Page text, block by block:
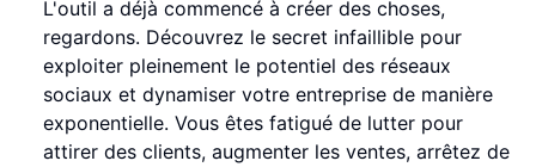
L'outil a déjà commencé à créer des choses,
regardons. Découvrez le secret infaillible pour
exploiter pleinement le potentiel des réseaux
sociaux et dynamiser votre entreprise de manière
exponentielle. Vous êtes fatigué de lutter pour
attirer des clients, augmenter les ventes, arrêtez de